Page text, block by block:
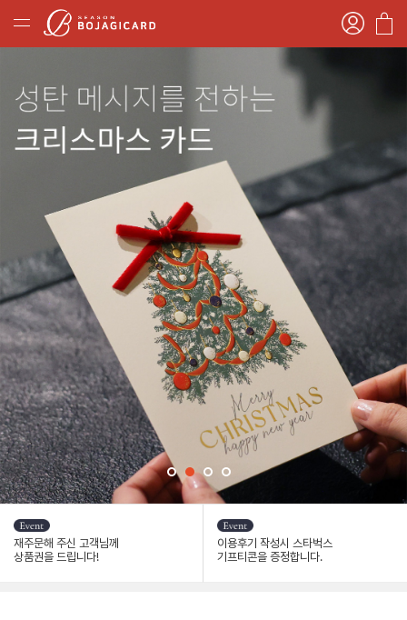
재주문해 주신 고객님께
상품권을 드립니다!
이용후기 작성시 스타벅스
기프티콘을 증정합니다.